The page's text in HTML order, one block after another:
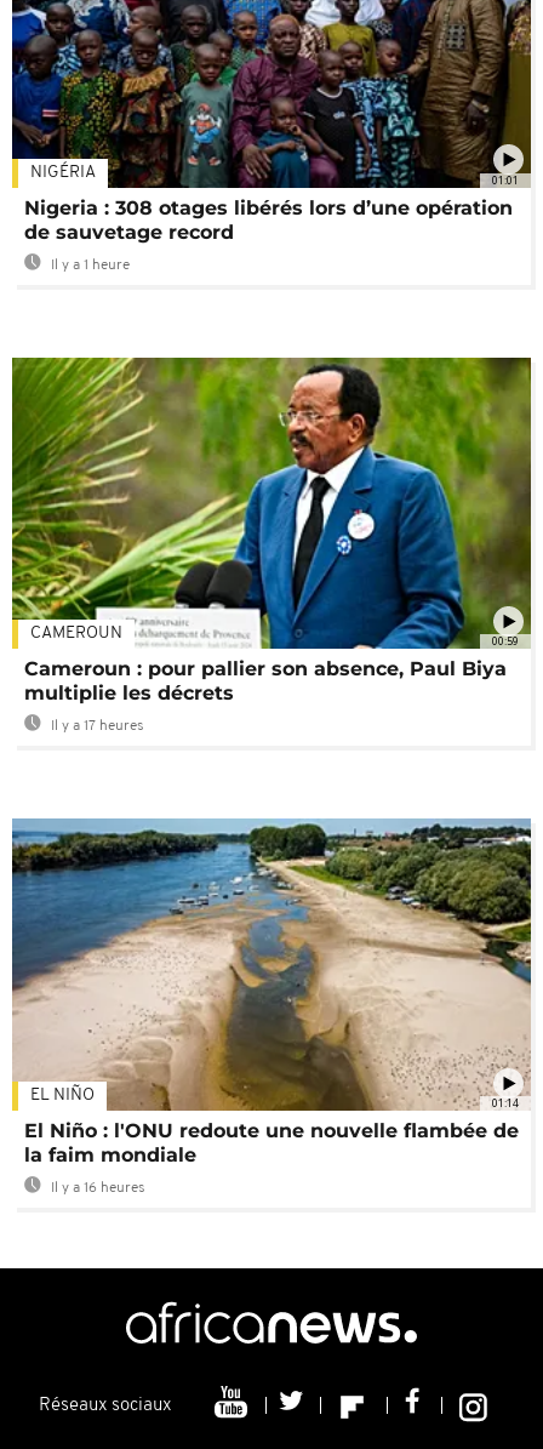
01:01
NIGÉRIA
Nigeria : 308 otages libérés lors d’une opération
de sauvetage record
Il y a 1 heure
00:59
CAMEROUN
Cameroun : pour pallier son absence, Paul Biya
multiplie les décrets
Il y a 17 heures
01:14
EL NIÑO
El Niño : l'ONU redoute une nouvelle flambée de
la faim mondiale
Il y a 16 heures
Réseaux sociaux